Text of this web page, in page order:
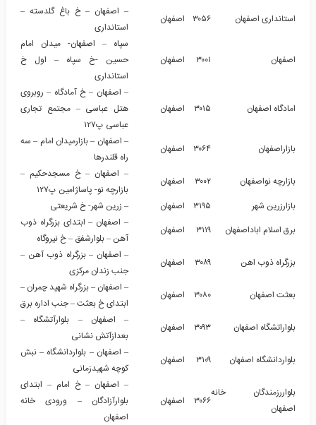
استانداری اصفهان
۳۰۵۶ اصفهان
– اصفهان – خ باغ گلدسته –
استانداری
اصفهان ۳۰۰۱ اصفهان
سپاه – اصفهان- میدان امام
حسین -خ سپاه – اول خ
استانداری
امادگاه اصفهان ۳۰۱۵ اصفهان
– اصفهان – خ آمادگاه – روبروی
هتل عباسی – مجتمع تجاری
عباسی پ۱۲۷
بازاراصفهان
۳۰۶۴ اصفهان
– اصفهان – بازارمیدان امام – سه
راه قلندرها
بازارچه نواصفهان
۳۰۰۲ اصفهان
– اصفهان – خ مسجدحکیم –
بازارچه نو- پاساژامین پ۱۲۷
بازارزرین شهر
۳۱۹۵ اصفهان
– زرین شهر- خ شریعتی
برق اسلام اباداصفهان
۳۱۱۹ اصفهان
– اصفهان – ابتدای بزرگراه ذوب
آهن – بلوارشفق – خ نیروگاه
بزرگراه ذوب اهن
۳۰۸۹ اصفهان
– اصفهان – بزرگراه ذوب آهن –
جنب زندان مرکزی
بعثت اصفهان
۳۰۸۰ اصفهان
– اصفهان – بزرگراه شهید چمران –
ابتدای خ بعثت – جنب اداره برق
بلواراتشگاه اصفهان
۳۰۹۳ اصفهان
– اصفهان – بلوارآتشگاه –
بعدازآتش نشانی
بلواردانشگاه اصفهان
۳۱۰۹ اصفهان
– اصفهان – بلواردانشگاه – نبش
کوچه شهیدزمانی
بلواررزمندگان خانه
اصفهان
۳۰۶۶ اصفهان
– اصفهان – خ امام – ابتدای
بلوارآزادگان – ورودی خانه
اصفهان